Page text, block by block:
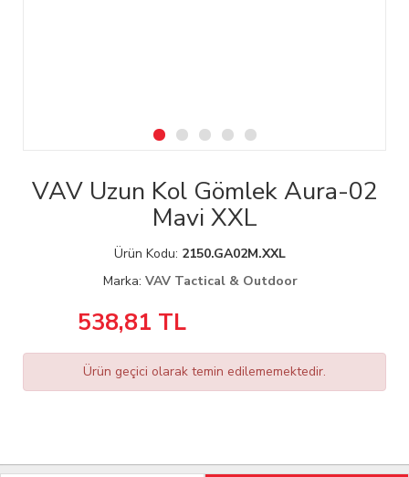
VAV Uzun Kol Gömlek Aura-02
Mavi XXL
Ürün Kodu: 2150.GA02M.XXL
Marka: VAV Tactical & Outdoor
538,81 TL
Ürün geçici olarak temin edilememektedir.